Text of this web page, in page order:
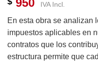
950 IVA Incl.
En esta obra se analizan
impuestos aplicables en
contratos que los
estructura permite que